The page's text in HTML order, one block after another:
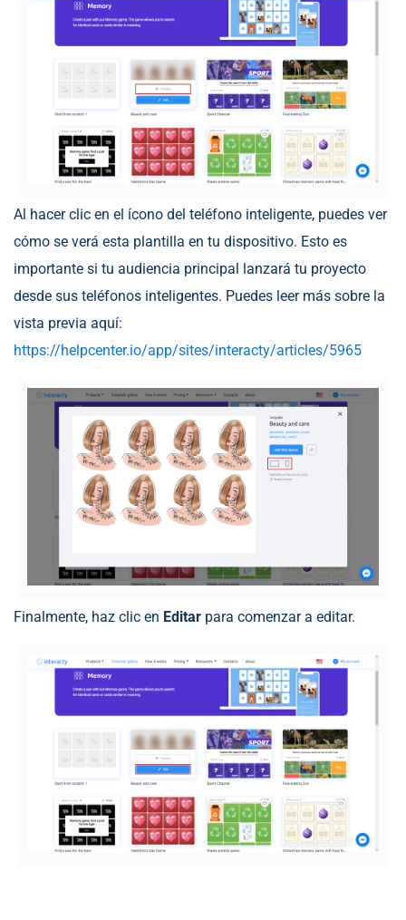
Al hacer clic en el ícono del teléfono inteligente, puedes ver
cómo se verá esta plantilla en tu dispositivo. Esto es
importante si tu audiencia principal lanzará tu proyecto
desde sus teléfonos inteligentes. Puedes leer más sobre la
vista previa aquí:
https://helpcenter.io/app/sites/interacty/articles/5965
Finalmente, haz clic en Editar para comenzar a editar.